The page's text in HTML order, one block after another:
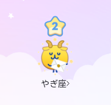
やぎ座